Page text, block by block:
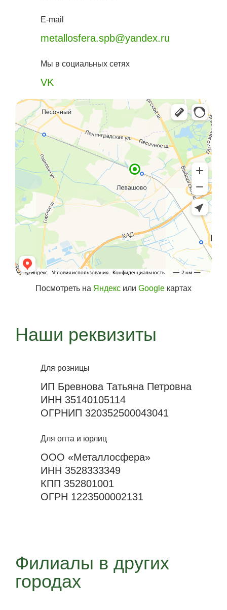
E-mail
metallosfera.spb@yandex.ru
Мы в социальных сетях
VK
Посмотреть на Яндекс или Google картах
Наши реквизиты
Для розницы
ИП Бревнова Татьяна Петровна
ИНН 35140105114
ОГРНИП 320352500043041
Для опта и юрлиц
ООО «Металлосфера»
ИНН 3528333349
КПП 352801001
ОГРН 1223500002131
Филиалы в других
городах